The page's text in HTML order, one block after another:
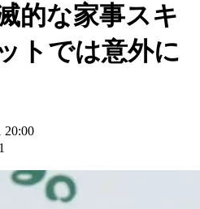
的な家事スキ
トでは意外に
20:00